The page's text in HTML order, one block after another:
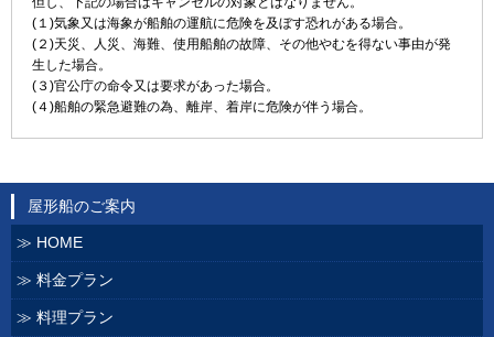
(１)気象又は海象が船舶の運航に危険を及ぼす恐れがある場合。
(２)天災、人災、海難、使用船舶の故障、その他やむを得ない事由が発
生した場合。
(３)官公庁の命令又は要求があった場合。
(４)船舶の緊急避難の為、離岸、着岸に危険が伴う場合。
屋形船のご案内
HOME
料金プラン
料理プラン